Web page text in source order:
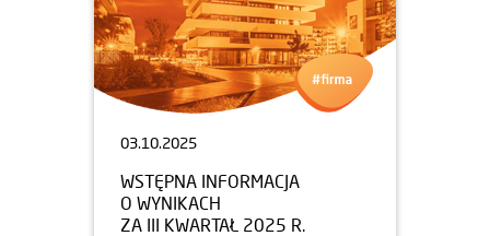
03.10.2025
WSTĘPNA INFORMACJA
O WYNIKACH
ZA III KWARTAŁ 2025 R.